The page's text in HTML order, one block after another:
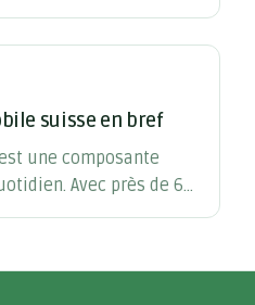
le processus
pour respecter la
suisse en bref
une composante
Avec près de 6
sur nos routes,